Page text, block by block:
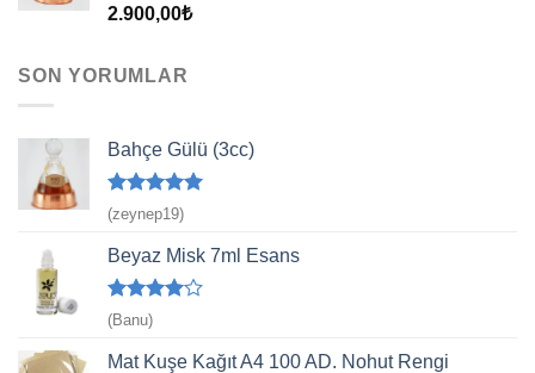
5 üzerinden
2.900,00₺
SON YORUMLAR
Bahçe Gülü (3cc)
5 üzerinden
5
oy aldı
(zeynep19)
Beyaz Misk 7ml Esans
5
üzerinden
4 oy aldı
(Banu)
Mat Kuşe Kağıt A4 100 AD. Nohut Rengi